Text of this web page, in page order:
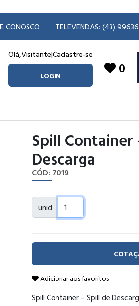
CONOSCO TELEVENDAS: (43)
Olá,Visitante|Cadastre-se
LOGIN 0
Spill Container
Descarga
CÓD: 7019
unid
Adicionar aos favoritos
Spill Container – Spill de